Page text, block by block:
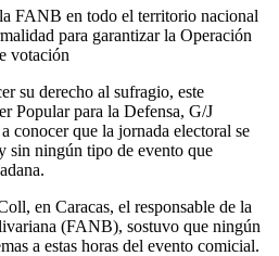
FANB en todo el territorio nacional
para garantizar la Operación
votación
su derecho al sufragio, este
Popular para la Defensa, G/J
conocer que la jornada electoral se
sin ningún tipo de evento que
en Caracas, el responsable de la
(FANB), sostuvo que ningún
a estas horas del evento comicial.